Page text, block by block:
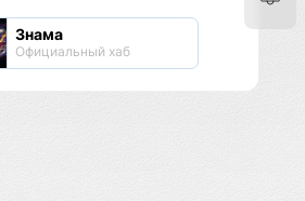
Знама
Официальный хаб